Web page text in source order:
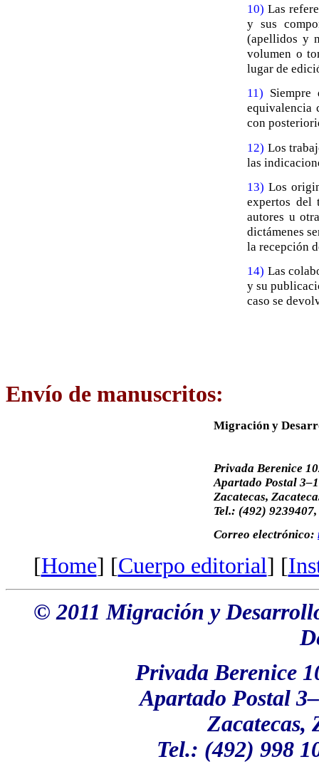
10) Las
y sus
(apellidos y
volumen o
lugar de
11)
equivalencia
con
12) Los
las
13) Los
expertos del
autores u
dictámenes
la recepción
14) Las
y su
caso se
Envío de manuscritos:
Migración y
Privada Berenice
Apartado Postal
Zacatecas,
Tel.: (492)
Correo electrónico:
[Home] [Cuerpo editorial] [
© 2011 Migración y
Privada Berenice
Apartado Postal
Zacatecas,
Tel.: (492) 998